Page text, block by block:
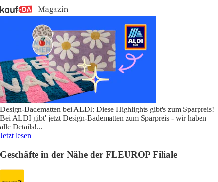
Design-Badematten bei ALDI: Diese Highlights gibt's zum Sparpreis!
Bei ALDI gibt' jetzt Design-Badematten zum Sparpreis - wir haben
alle Details!...
Jetzt lesen
Geschäfte in der Nähe der FLEUROP Filiale